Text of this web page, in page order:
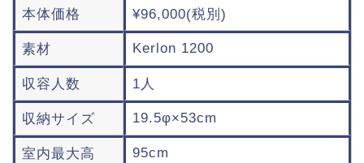
本体価格 ¥96,000(税別)
素材 Kerlon 1200
収容人数 1人
収納サイズ 19.5φ×53cm
室内最大高 95cm